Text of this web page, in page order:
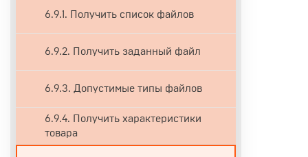
6.9.1. Получить список файлов
6.9.2. Получить заданный файл
6.9.3. Допустимые типы файлов
6.9.4. Получить характеристики
товара